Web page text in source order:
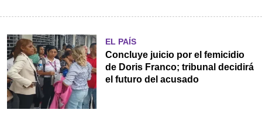
EL PAÍS
Concluye juicio por el femicidio
de Doris Franco; tribunal decidirá
el futuro del acusado